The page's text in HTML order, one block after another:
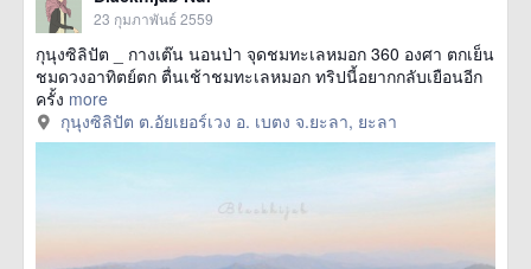
23 กุมภาพันธ์ 2559
กุนุงซิลิปัต _ กางเต๊น นอนป่า จุดชมทะเลหมอก 360 องศา ตกเย็น
ชมดวงอาทิตย์ตก ตื่นเช้าชมทะเลหมอก ทริปนี้อยากกลับเยือนอีก
ครั้ง more
กุนุงซิลิปัต ต.อัยเยอร์เวง อ. เบตง จ.ยะลา, ยะลา